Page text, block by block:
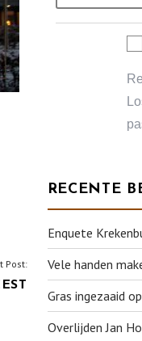
Post:
RECENTE
Enquete
Vele handen
Gras ingezaaid
Overlijden Jan